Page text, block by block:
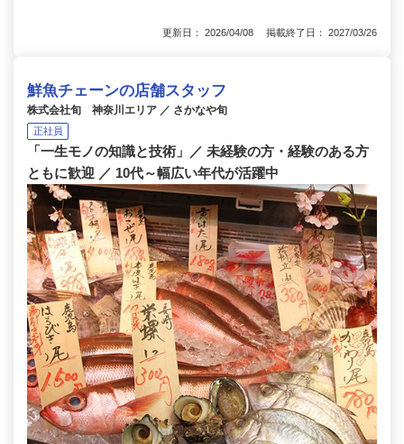
更新日： 2026/04/08 掲載終了日： 2027/03/26
鮮魚チェーンの店舗スタッフ
株式会社旬 神奈川エリア ／ さかなや旬
正社員
「一生モノの知識と技術」／ 未経験の方・経験のある方
ともに歓迎 ／ 10代～幅広い年代が活躍中